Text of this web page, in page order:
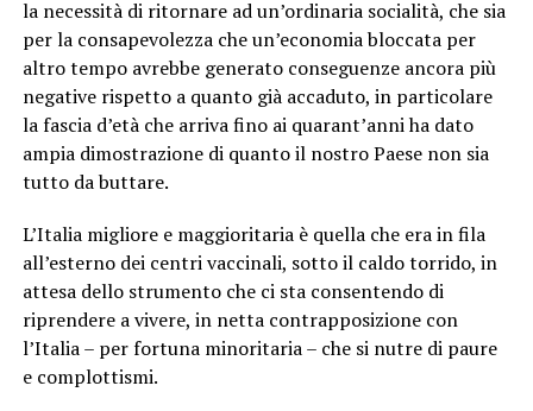
la necessità di ritornare ad un’ordinaria socialità, che sia
per la consapevolezza che un’economia bloccata per
altro tempo avrebbe generato conseguenze ancora più
negative rispetto a quanto già accaduto, in particolare
la fascia d’età che arriva fino ai quarant’anni ha dato
ampia dimostrazione di quanto il nostro Paese non sia
tutto da buttare.
L’Italia migliore e maggioritaria è quella che era in fila
all’esterno dei centri vaccinali, sotto il caldo torrido, in
attesa dello strumento che ci sta consentendo di
riprendere a vivere, in netta contrapposizione con
l’Italia – per fortuna minoritaria – che si nutre di paure
e complottismi.